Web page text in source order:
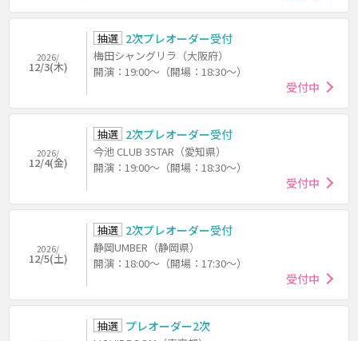
2026/
12/3(木)
抽選 2次プレオーダー受付
梅田シャングリラ（大阪府）
開演：19:00～（開場：18:30～）
受付中
2026/
12/4(金)
抽選 2次プレオーダー受付
今池 CLUB 3STAR（愛知県）
開演：19:00～（開場：18:30～）
受付中
2026/
12/5(土)
抽選 2次プレオーダー受付
静岡UMBER（静岡県）
開演：18:00～（開場：17:30～）
受付中
抽選 プレオーダー2次